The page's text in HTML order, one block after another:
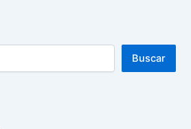
Buscar